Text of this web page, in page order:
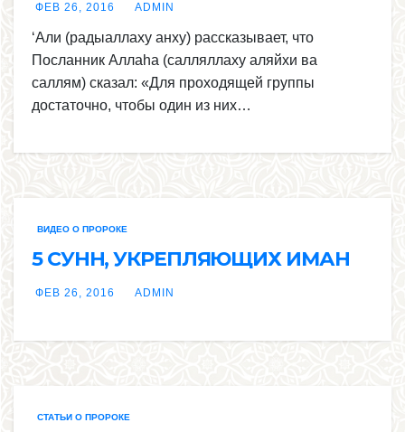
ФЕВ 26, 2016 ADMIN
‘Али (радыаллаху анху) рассказывает, что
Посланник Аллаhа (салляллаху аляйхи ва
саллям) сказал: «Для проходящей группы
достаточно, чтобы один из них…
ВИДЕО О ПРОРОКЕ
5 СУНН, УКРЕПЛЯЮЩИХ ИМАН
ФЕВ 26, 2016 ADMIN
СТАТЬИ О ПРОРОКЕ